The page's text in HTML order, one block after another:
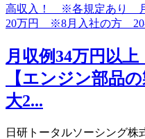
月収例34万円以
【エンジン部品
大2...
日研トータルソーシング株